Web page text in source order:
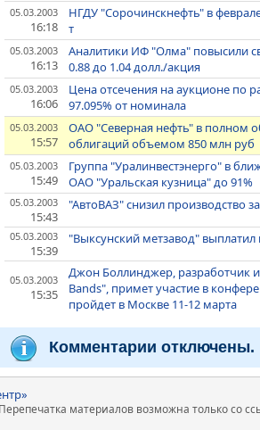
05.03.2003
16:18
НГДУ "Сорочинскнефть" в
т
05.03.2003
16:13
Аналитики ИФ "Олма" повысили
0.88 до 1.04 долл./акция
05.03.2003
16:06
Цена отсечения на аукционе по
97.095% от номинала
05.03.2003
15:57
ОАО "Северная нефть" в полном
облигаций объемом 850 млн руб
05.03.2003
15:49
Группа "Уралинвестэнерго" в
ОАО "Уральская кузница" до 91%
05.03.2003
15:43
"АвтоВАЗ" снизил производство
05.03.2003
15:39
"Выксунский метзавод"
05.03.2003
15:35
Джон Боллинджер, разработчик
Bands", примет участие в
пройдет в Москве 11-12 марта
Комментарии отключены.
материалов возможна только со